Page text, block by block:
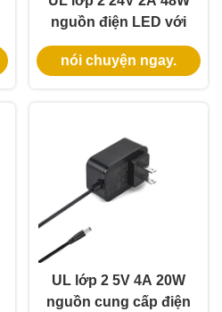
nguồn điện LED với
đầu vào 100-240V cho
đèn băng LED
nói chuyện ngay.
UL lớp 2 5V 4A 20W
nguồn cung cấp điện